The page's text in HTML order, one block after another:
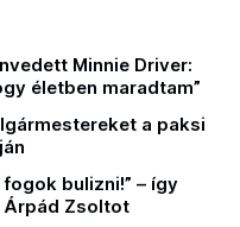
Minnie Driver:
életben maradtam”
a paksi
bulizni!” – így
Árpád Zsoltot